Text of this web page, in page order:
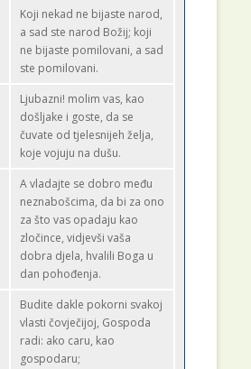
Koji nekad ne bijaste narod,
a sad ste narod Božij; koji
ne bijaste pomilovani, a sad
ste pomilovani.
Ljubazni! molim vas, kao
došljake i goste, da se
čuvate od tjelesnijeh želja,
koje vojuju na dušu.
A vladajte se dobro među
neznabošcima, da bi za ono
za što vas opadaju kao
zločince, vidjevši vaša
dobra djela, hvalili Boga u
dan pohođenja.
Budite dakle pokorni svakoj
vlasti čovječijoj, Gospoda
radi: ako caru, kao
gospodaru;